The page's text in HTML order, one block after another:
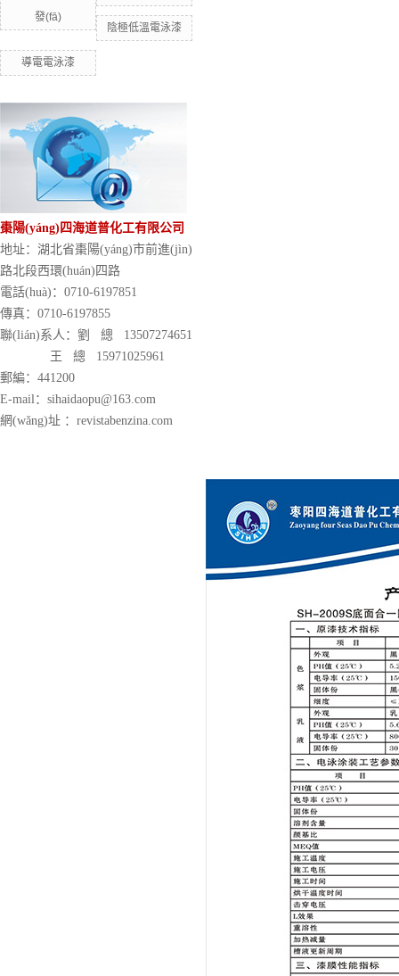
發(fā)
陰極低溫電泳漆
導電電泳漆
棗陽(yáng)四海道普化工有限公司
地址：湖北省棗陽(yáng)市前進(jìn)
路北段西環(huán)四路
電話(huà)：0710-6197851
傳真：0710-6197855
聯(lián)系人：劉 總 13507274651
王 總 15971025961
郵編：441200
E-mail：sihaidaopu@163.com
網(wǎng)址 ：revistabenzina.com